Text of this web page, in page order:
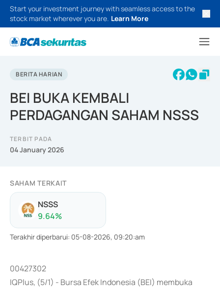
Start your investment journey with seamless access to the
stock market wherever you are. Learn More
BERITA HARIAN
BEI BUKA KEMBALI
PERDAGANGAN SAHAM NSSS
TERBIT PADA
04 January 2026
SAHAM TERKAIT
NSSS
9.64%
Terakhir diperbarui: 05-08-2026, 09:20:am
00427302
IQPlus, (5/1) - Bursa Efek Indonesia (BEI) membuka